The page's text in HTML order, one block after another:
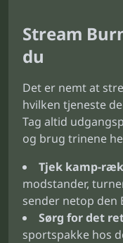
Stream
du
Det er nemt at
hvilken tjeneste
Tag altid
og brug trinene
Tjek kamp-
modstander,
sender netop den
Sørg for det
sportspakke hos